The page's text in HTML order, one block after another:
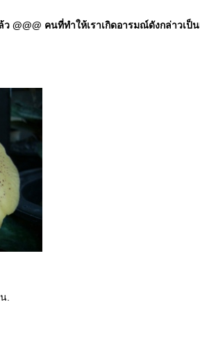
คนที่ทำให้เราเกิดอารมณ์ดังกล่าวเ
.